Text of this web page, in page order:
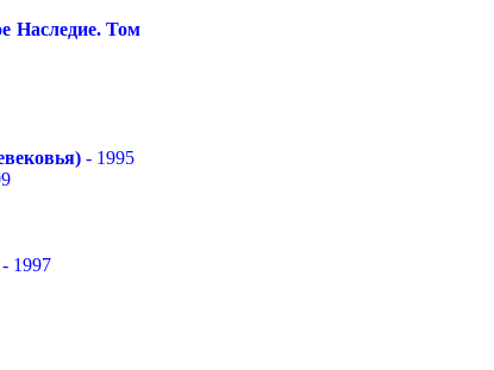
Наследие. Том
- 1995
- 1997